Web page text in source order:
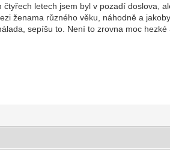
letech jsem byl v pozadí doslova,
ženama různého věku, náhodně a
sepíšu to. Není to zrovna moc